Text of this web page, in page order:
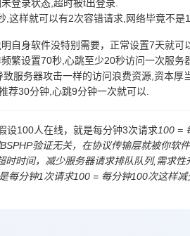
登录状态,超时被t出登录.
,这样就可以有2次容错请求,网络毕竟不是
自身软件没特别需要，正常设置7天就可
繁设置70秒,心跳至少20秒访问一次服
服务器攻击一样的访问浪费资源,资本厚
荐30分钟,心跳9分钟一次就可以.
设100人在线，就是每分钟3次请求100 =
验证无关，在协议传输层就被你软
时时间，减少服务器请求排队队列,需求
每分钟1次请求100 = 每分钟100次这样